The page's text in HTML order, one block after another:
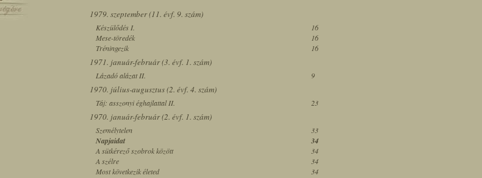
1979. szeptember (11. évf. 9. szám)
Készülődés I.
16
Mese-töredék
16
Tréningezik
16
1971. január-február (3. évf. 1. szám)
Lázadó alázat II. 9
1970. július-augusztus (2. évf. 4. szám)
Táj: asszonyi éghajlattal II. 23
1970. január-február (2. évf. 1. szám)
Személytelen 33
Napjaidat 34
A sütkérező szobrok között
34
A szélre
34
Most következik életed
34